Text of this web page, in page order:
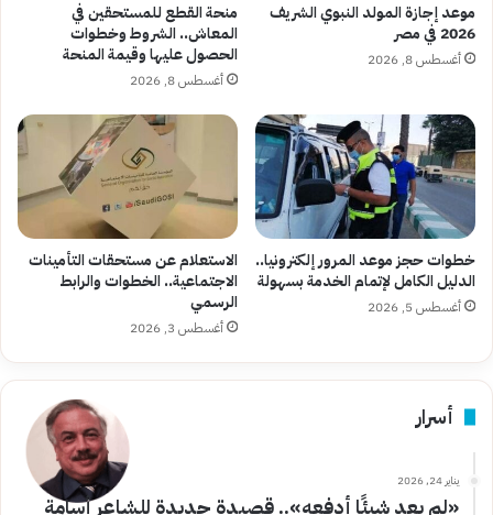
موعد إجازة المولد النبوي الشريف
2026 في مصر
أغسطس 8, 2026
منحة القطع للمستحقين في
المعاش.. الشروط وخطوات
الحصول عليها وقيمة المنحة
أغسطس 8, 2026
خطوات حجز موعد المرور إلكترونيا..
الدليل الكامل لإتمام الخدمة بسهولة
أغسطس 5, 2026
الاستعلام عن مستحقات التأمينات
الاجتماعية.. الخطوات والرابط
الرسمي
أغسطس 3, 2026
أسرار
يناير 24, 2026
«لم يعد شيئًا أدفعه».. قصيدة جديدة للشاعر أسامة